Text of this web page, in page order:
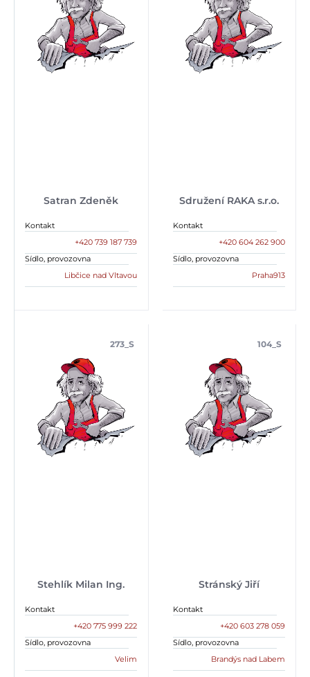
Satran Zdeněk
Kontakt
+420 739 187 739
Sídlo, provozovna
Libčice nad Vltavou
Sdružení RAKA s.r.o.
Kontakt
+420 604 262 900
Sídlo, provozovna
Praha913
Stehlík Milan Ing.
273_S
Kontakt
+420 775 999 222
Sídlo, provozovna
Velim
Stránský Jiří
104_S
Kontakt
+420 603 278 059
Sídlo, provozovna
Brandýs nad Labem